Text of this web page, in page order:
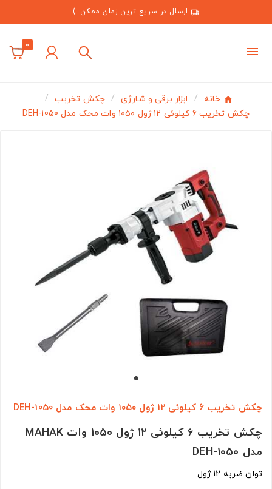
ارسال در سریع ترین زمان ممکن :)
0
خانه ابزار برقی و شارژی
چکش تخریب
چکش تخریب ۶ کیلوئی ۱۲ ژول ۱۰۵۰ وات محک مدل DEH-1050
چکش تخریب ۶ کیلوئی ۱۲ ژول ۱۰۵۰ وات محک مدل DEH-1050
چکش تخریب ۶ کیلوئی ۱۲ ژول ۱۰۵۰ وات MAHAK
مدل DEH-1050
توان ضربه 12 ژول